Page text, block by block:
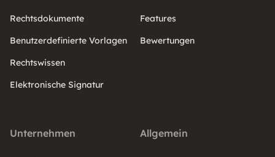
Rechtsdokumente
Benutzerdefinierte Vorlagen
Rechtswissen
Elektronische Signatur
Features
Bewertungen
Unternehmen Allgemein